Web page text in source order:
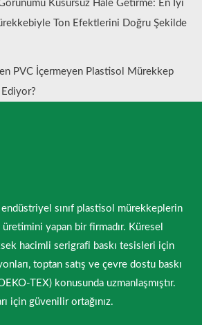
Kusursuz Hale Getirme: En İyi
Ton Efektlerini Doğru Şekilde
PVC İçermeyen Plastisol Mürekkep
Ediyor?
sınıf plastisol mürekkeplerin
yapan bir firmadır. Küresel
hacimli serigrafi baskı tesisleri için
toptan satış ve çevre dostu baskı
TEX) konusunda uzmanlaşmıştır.
için güvenilir ortağınız.